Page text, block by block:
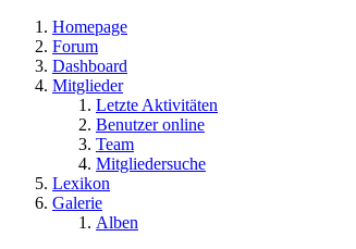
Homepage
Forum
Dashboard
Mitglieder
Letzte Aktivitäten
Benutzer online
Team
Mitgliedersuche
Lexikon
Galerie
Alben